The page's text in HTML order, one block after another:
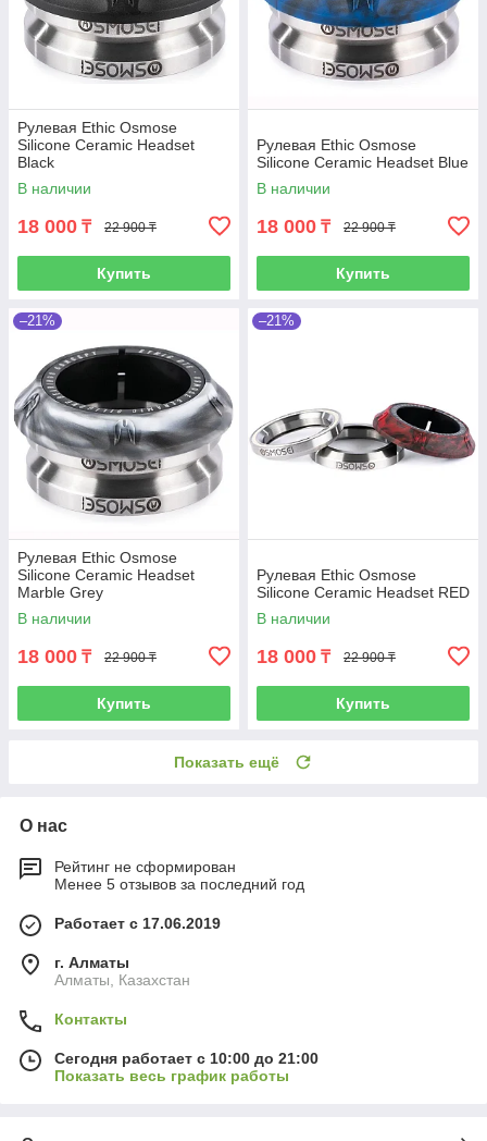
Рулевая Ethic Osmose
Silicone Ceramic Headset
Black
В наличии
18 000 ₸ 22 900 ₸
Купить
Рулевая Ethic Osmose
Silicone Ceramic Headset Blue
В наличии
18 000 ₸ 22 900 ₸
Купить
–21%
Рулевая Ethic Osmose
Silicone Ceramic Headset
Marble Grey
В наличии
18 000 ₸ 22 900 ₸
Купить
–21%
Рулевая Ethic Osmose
Silicone Ceramic Headset RED
В наличии
18 000 ₸ 22 900 ₸
Купить
Показать ещё
О нас
Рейтинг не сформирован
Менее 5 отзывов за последний год
Работает с 17.06.2019
г. Алматы
Алматы, Казахстан
Контакты
Сегодня работает с 10:00 до 21:00
Показать весь график работы